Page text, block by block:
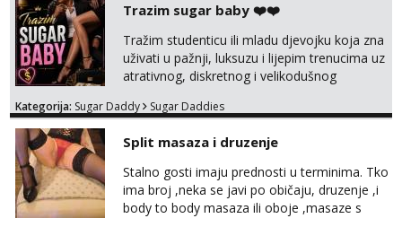
neka djevojka dama neka se javi sa uvjetima
i zeljama 095 5129 864
Trazim sugar baby ❤️❤️
Tražim studenticu ili mladu djevojku koja zna
uživati u pažnji, luksuzu i lijepim trenucima uz
atrativnog, diskretnog i velikodušnog
cijeniti pažnju, dobru energiju i zajedničke
dogovor, privlačnost i uživanje u životu. Ako
si samouvjerena i znaš što želiš, javi se.
Diskretnost mi je jako bitna...
Kategorija: Sugar Daddy Sugar Daddies
Split masaza i druzenje
Stalno gosti imaju prednosti u terminima. Tko
ima broj ,neka se javi po običaju, druzenje ,i
body to body masaza ili oboje ,masaze s